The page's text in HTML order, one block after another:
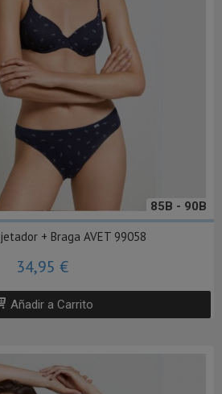
85B - 90B
+ Braga AVET 99058
34,95 €
Añadir a Carrito